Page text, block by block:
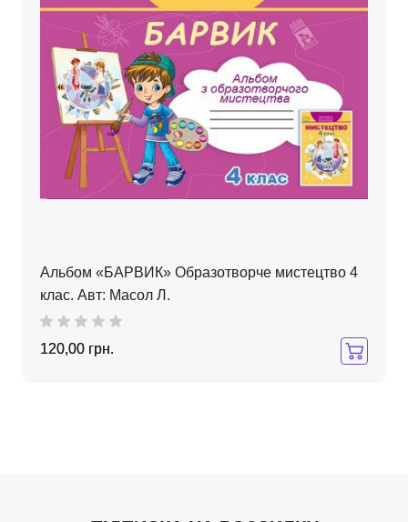
Альбом «БАРВИК» Образотворче мистецтво 4
клас. Авт: Масол Л.
120,00 грн.